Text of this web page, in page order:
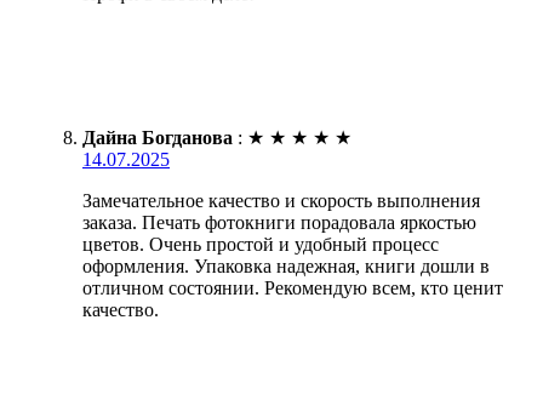
Дайна Богданова : ★ ★ ★ ★ ★
14.07.2025
Замечательное качество и скорость выполнения
заказа. Печать фотокниги порадовала яркостью
цветов. Очень простой и удобный процесс
оформления. Упаковка надежная, книги дошли в
отличном состоянии. Рекомендую всем, кто ценит
качество.